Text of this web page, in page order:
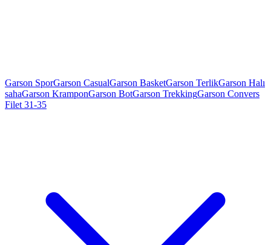
Garson SporGarson CasualGarson BasketGarson TerlikGarson Halı
sahaGarson KramponGarson BotGarson TrekkingGarson Convers
Filet 31-35